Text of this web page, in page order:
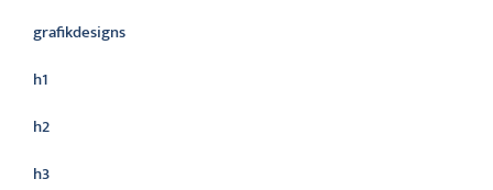
grafikdesigns
h1
h2
h3